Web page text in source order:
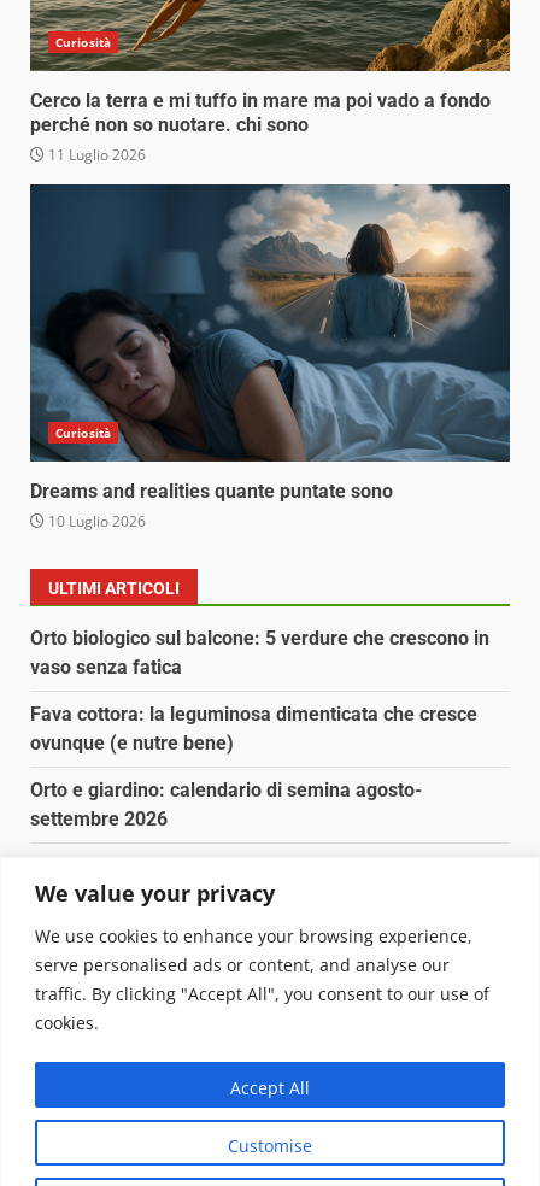
We value your privacy
We use cookies to enhance your browsing experience,
serve personalised ads or content, and analyse our
traffic. By clicking "Accept All", you consent to our use of
cookies.
Customise
Accept All
Curiosità
Cerco la terra e mi tuffo in mare ma poi vado a fondo
perché non so nuotare. chi sono
11 Luglio 2026
Curiosità
Dreams and realities quante puntate sono
10 Luglio 2026
ULTIMI ARTICOLI
Orto biologico sul balcone: 5 verdure che crescono in
vaso senza fatica
Fava cottora: la leguminosa dimenticata che cresce
ovunque (e nutre bene)
Orto e giardino: calendario di semina agosto-
settembre 2026
Fava cottora: come cucinarla, quando è di stagione e
perché vale la pena
Copyright © 2025 Biopianeta.it proprietà di Jws Media
Questo blog non è una testata giornalistica, in quanto
viene aggiornato senza alcuna periodicità. Non può
pertanto considerarsi un prodotto editoriale ai sensi
della legge n. 62 del 07.03.2001|DarkNewsvon AF